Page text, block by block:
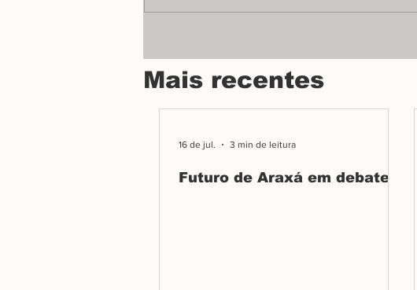
Mais recentes
Futuro de Araxá em debate
16 de jul. 3 min de leitura